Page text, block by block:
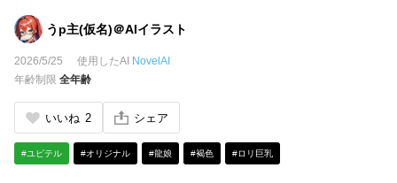
うp主(仮名)＠AIイラスト
2026/5/25 使用したAI NovelAI
年齢制限 全年齢
いいね 2 シェア
#ユピテル #オリジナル #龍娘 #褐色 #ロリ巨乳